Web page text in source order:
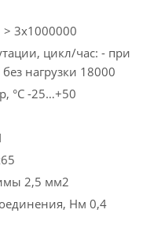
3х1000000
цикл/час: - при
нагрузки 18000
°С -25…+50
2,5 мм2
Нм 0,4